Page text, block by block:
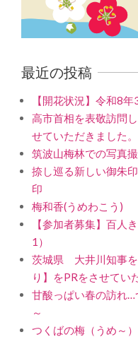
最近の投稿
【開花状況】令和8
高市首相を表敬訪問
せていただきました。
筑波山梅林での写真
捺し巡る新しい御朱
印
梅和香(うめわこう)
【参加者募集】百人
1）
茨城県 大井川知事を
り】をPRをさせてい
甘酸っぱい春の訪れ
～
つくばの梅（うめ～